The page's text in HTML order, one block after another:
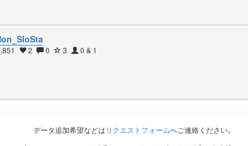
2 0 3 0 & 1
データ追加希望などはリクエストフォームへご連絡ください。